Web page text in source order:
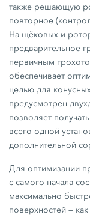
также решающую
повторное
На щёковых и
предварительное
первичным
обеспечивает
целью для
предусмотрен
позволяет
всего одной
дополнительной
Для оптимизации
с самого начала
максимально
поверхностей —